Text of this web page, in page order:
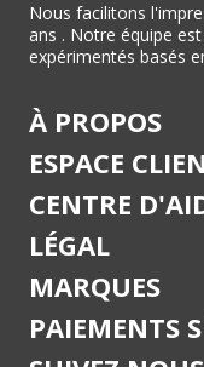
Nous facilitons
ans . Notre équipe
expérimentés basés
À PROPOS
ESPACE
CENTRE
LÉGAL
MARQUES
PAIEMENTS